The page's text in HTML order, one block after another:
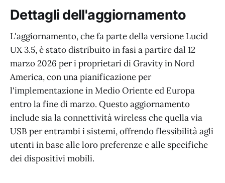
Dettagli dell'aggiornamento
L'aggiornamento, che fa parte della versione Lucid
UX 3.5, è stato distribuito in fasi a partire dal 12
marzo 2026 per i proprietari di Gravity in Nord
America, con una pianificazione per
l'implementazione in Medio Oriente ed Europa
entro la fine di marzo. Questo aggiornamento
include sia la connettività wireless che quella via
USB per entrambi i sistemi, offrendo flessibilità agli
utenti in base alle loro preferenze e alle specifiche
dei dispositivi mobili.